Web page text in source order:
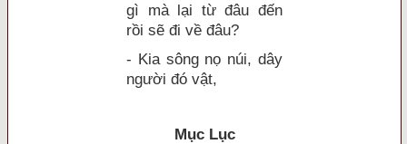
gì mà lại từ đâu đến
rồi sẽ đi về đâu?
- Kia sông nọ núi, dây
người đó vật,
Mục Lục